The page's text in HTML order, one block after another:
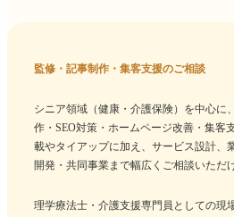
監修・記事制作・集客支援のご相談
シニア領域（健康・介護保険）を中心に
作・SEO対策・ホームページ改善・集客
載やタイアップに加え、サービス設計、
開発・共同事業まで幅広くご相談いただ
理学療法士・介護支援専門員としての現